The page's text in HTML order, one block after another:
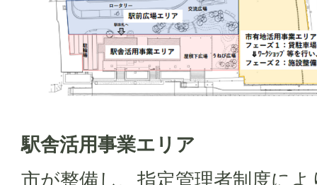
駅舎活用事業エリア
市が整備し、指定管理者制度に